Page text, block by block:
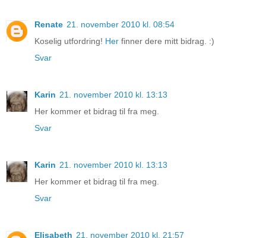
Renate 21. november 2010 kl. 08:54
Koselig utfordring! Her finner dere mitt bidrag. :)
Svar
Karin 21. november 2010 kl. 13:13
Her kommer et bidrag til fra meg.
Svar
Karin 21. november 2010 kl. 13:13
Her kommer et bidrag til fra meg.
Svar
Elisabeth 21. november 2010 kl. 21:57